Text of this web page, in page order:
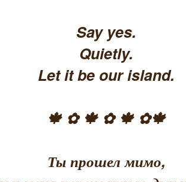
Say yes.
Quietly.
Let it be our island.
🍁 ✿ 🍁 ✿ 🍁 ✿🍁
Ты прошел мимо,